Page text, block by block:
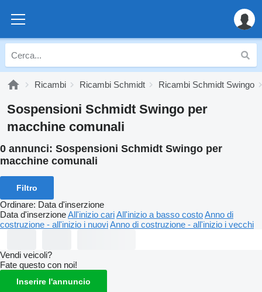
Ricambi Ricambi Schmidt Ricambi Schmidt Swingo
Sospensioni Schmidt Swingo per
macchine comunali
0 annunci: Sospensioni Schmidt Swingo per
macchine comunali
Filtro
Ordinare: Data d'inserzione
Data d'inserzioneAll'inizio cariAll'inizio a basso costoAnno di
costruzione - all'inizio i nuoviAnno di costruzione - all'inizio i vecchi
Vendi veicoli?
Fate questo con noi!
Inserire l'annuncio